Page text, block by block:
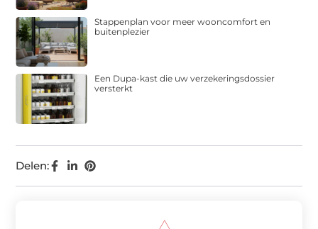
Delen:
Stappenplan voor meer wooncomfort en
buitenplezier
Een Dupa-kast die uw verzekeringsdossier
versterkt